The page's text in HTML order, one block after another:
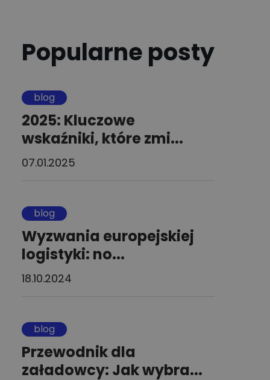
Popularne posty
blog
2025: Kluczowe
wskaźniki, które zmi...
07.01.2025
blog
Wyzwania europejskiej
logistyki: no...
18.10.2024
blog
Przewodnik dla
załadowcy: Jak wybra...